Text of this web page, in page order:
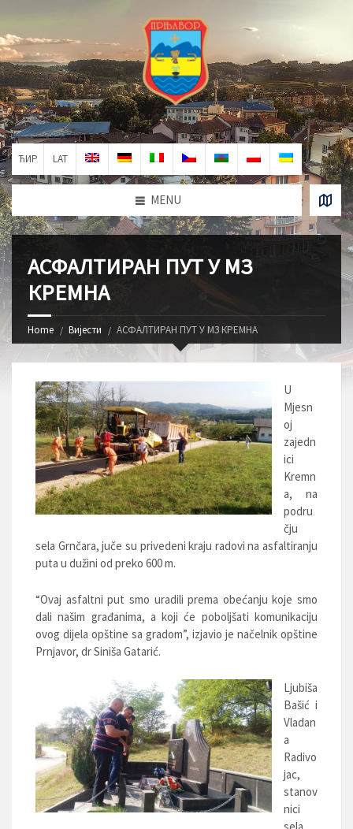
ЋИР LAT
MENU
АСФАЛТИРАН ПУТ У МЗ
КРЕМНА
Home Вијести АСФАЛТИРАН ПУТ У МЗ КРЕМНА
U
Mjesn
oj
zajedn
ici
Kremn
a, na
podru
čju
sela Grnčara, juče su privedeni kraju radovi na asfaltiranju
puta u dužini od preko 600 m.
“Ovaj asfaltni put smo uradili prema obećanju koje smo
dali našim građanima, a koji će poboljšati komunikaciju
ovog dijela opštine sa gradom”, izjavio je načelnik opštine
Prnjavor, dr Siniša Gatarić.
Ljubiša
Bašić i
Vladan
a
Radivo
jac,
stanov
nici